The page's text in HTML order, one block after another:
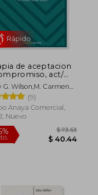
de aceptacion
act/
of
and
G. Wilson,m. Carmen
Soriano
(9)
Anaya Comercial,
Nuevo